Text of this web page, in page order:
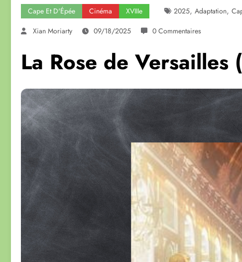
Cape Et D'Épée Cinéma XVIIIe 2025, Adaptation,
Xian Moriarty
09/18/2025 0 Commentaires
La Rose de Versailles